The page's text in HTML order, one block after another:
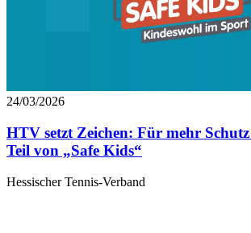
24/03/2026
HTV setzt Zeichen: Für mehr
Teil von „Safe Kids“
Hessischer Tennis-Verband